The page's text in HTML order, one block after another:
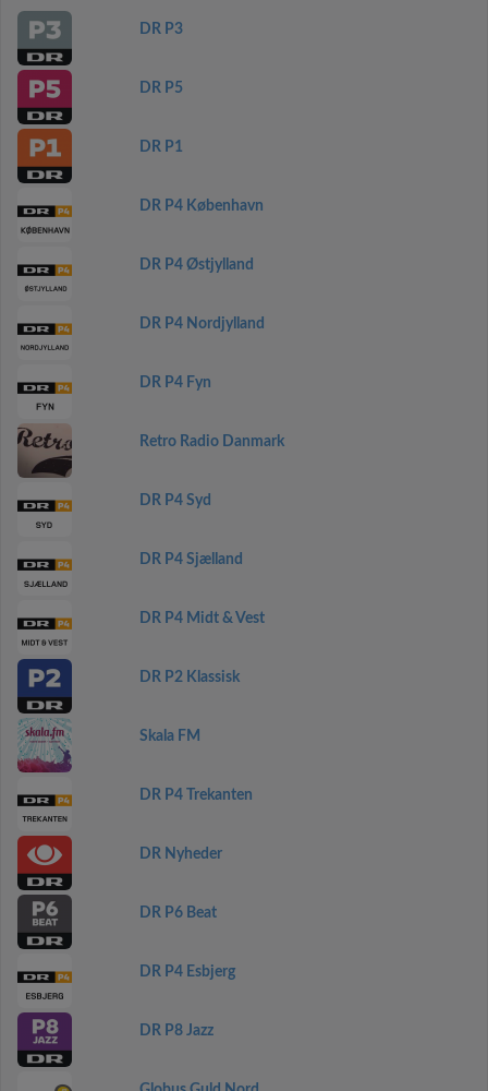
DR P3
DR P5
DR P1
DR P4 København
DR P4 Østjylland
DR P4 Nordjylland
DR P4 Fyn
Retro Radio Danmark
DR P4 Syd
DR P4 Sjælland
DR P4 Midt & Vest
DR P2 Klassisk
Skala FM
DR P4 Trekanten
DR Nyheder
DR P6 Beat
DR P4 Esbjerg
DR P8 Jazz